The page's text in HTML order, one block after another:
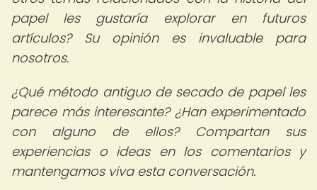
papel les gustaría explorar en futuros
artículos? Su opinión es invaluable para
nosotros.
¿Qué método antiguo de secado de papel les
parece más interesante? ¿Han experimentado
con alguno de ellos? Compartan sus
experiencias o ideas en los comentarios y
mantengamos viva esta conversación.